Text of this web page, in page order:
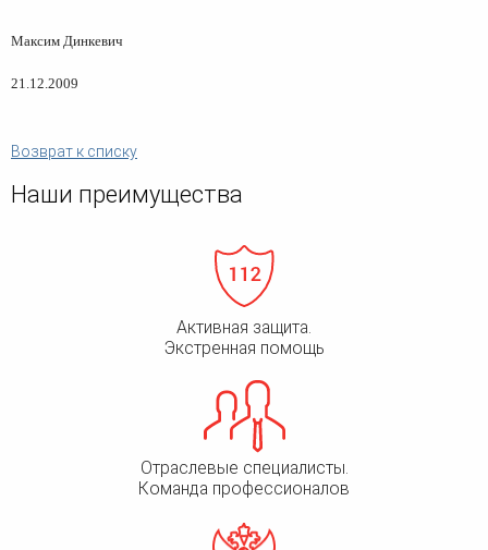
Максим Динкевич
21.12.2009
Возврат к списку
Наши преимущества
Активная защита.
Экстренная помощь
Отраслевые специалисты.
Команда профессионалов